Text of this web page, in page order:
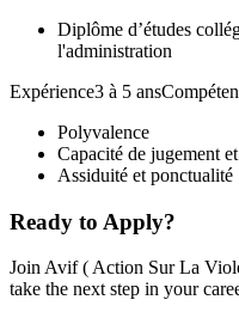
Diplôme d’études
l'administration
Expérience3 à 5
Polyvalence
Capacité de jugement
Assiduité et ponctualité
Ready to Apply?
Join Avif ( Action Sur La
take the next step in your